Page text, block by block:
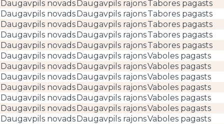
Daugavpils novads Daugavpils rajonsTabores pagasts
Daugavpils novads Daugavpils rajonsTabores pagasts
Daugavpils novads Daugavpils rajonsTabores pagasts
Daugavpils novads Daugavpils rajonsTabores pagasts
Daugavpils novads Daugavpils rajonsTabores pagasts
Daugavpils novads Daugavpils rajonsVaboles pagasts
Daugavpils novads Daugavpils rajonsVaboles pagasts
Daugavpils novads Daugavpils rajonsVaboles pagasts
Daugavpils novads Daugavpils rajonsVaboles pagasts
Daugavpils novads Daugavpils rajonsVaboles pagasts
Daugavpils novads Daugavpils rajonsVaboles pagasts
Daugavpils novads Daugavpils rajonsVaboles pagasts